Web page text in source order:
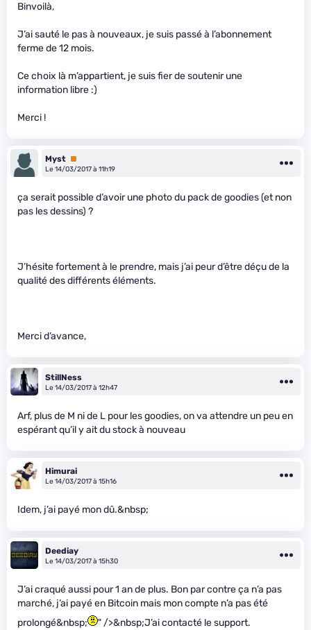
Binvoilà,
J’ai sauté le pas à nouveaux, je suis passé à l’abonnement
ferme de 12 mois.
Ce choix là m’appartient, je suis fier de soutenir une
information libre :)
Merci !
Myst Premium
Le 14/03/2017 à 11h19
ça serait possible d’avoir une photo du pack de goodies (et non
pas les dessins) ?
J’hésite fortement à le prendre, mais j’ai peur d’être déçu de la
qualité des différents éléments.
Merci d’avance,
StillNess
Le 14/03/2017 à 12h47
Arf, plus de M ni de L pour les goodies, on va attendre un peu en
espérant qu’il y ait du stock à nouveau
Himurai
Le 14/03/2017 à 15h16
Idem, j’ai payé mon dû.&nbsp;
Deediay
Le 14/03/2017 à 15h30
J’ai craqué aussi pour 1 an de plus. Bon par contre ça n’a pas
marché, j’ai payé en Bitcoin mais mon compte n’a pas été
prolongé&nbsp;
" />&nbsp;J’ai contacté le support.